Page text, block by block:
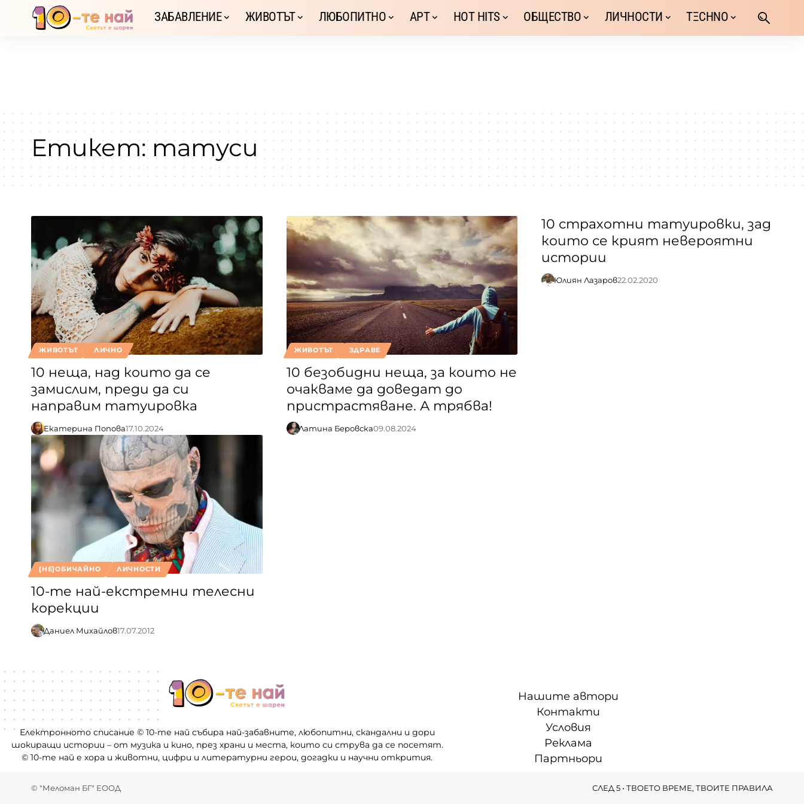
ЗАБАВЛЕНИЕ ЖИВОТЪТ ЛЮБОПИТНО АРТ HOT HITS ОБЩЕСТВО ЛИЧНОСТИ TΞCHNO
Етикет: татуси
ЖИВОТЪТ ЛИЧНО
10 неща, над които да се
замислим, преди да си
направим татуировка
Екатерина Попова17.10.2024
ЖИВОТЪТ ЗДРАВЕ
10 безобидни неща, за които не
очакваме да доведат до
пристрастяване. А трябва!
Латина Беровска09.08.2024
10 страхотни татуировки, зад
които се крият невероятни
истории
Юлиян Лазаров22.02.2020
[НЕ]ОБИЧАЙНО ЛИЧНОСТИ
10-те най-екстремни телесни
корекции
Даниел Михайлов17.07.2012
Електронното списание © 10-те най събира най-забавните, любопитни, скандални и дори
шокиращи истории – от музика и кино, през храни и места, които си струва да се посетят.
© 10-те най е хора и животни, цифри и литературни герои, догадки и научни открития.
Нашите автори
Контакти
Условия
Реклама
Партньори
© "Меломан БГ" ЕООД СЛЕД 5 • ТВОЕТО ВРЕМЕ, ТВОИТЕ ПРАВИЛА